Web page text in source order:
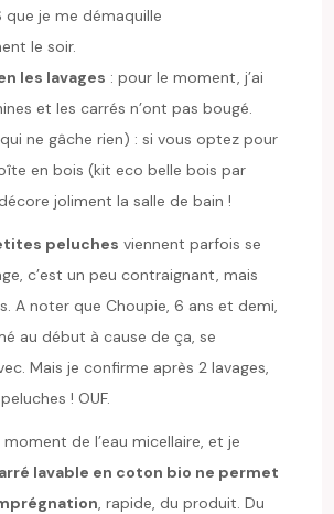
que je me démaquille
le soir.
les lavages : pour le moment, j’ai
et les carrés n’ont pas bougé.
ne gâche rien) : si vous optez pour
en bois (kit eco belle bois par
joliment la salle de bain !
peluches viennent parfois se
c’est un peu contraignant, mais
A noter que Choupie, 6 ans et demi,
au début à cause de ça, se
Mais je confirme après 2 lavages,
! OUF.
moment de l’eau micellaire, et je
lavable en coton bio ne permet
, rapide, du produit. Du